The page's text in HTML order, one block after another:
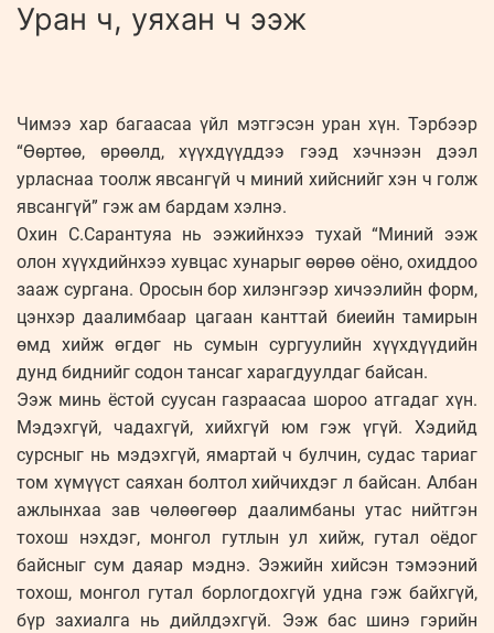
Уран ч, уяхан ч ээж
Чимээ хар багаасаа үйл мэтгэсэн уран хүн. Тэрбээр
“Өөртөө, өрөөлд, хүүхдүүддээ гээд хэчнээн дээл
урласнаа тоолж явсангүй ч миний хийснийг хэн ч голж
явсангүй” гэж ам бардам хэлнэ.
Охин С.Сарантуяа нь ээжийнхээ тухай “Миний ээж
олон хүүхдийнхээ хувцас хунарыг өөрөө оёно, охиддоо
зааж сургана. Оросын бор хилэнгээр хичээлийн форм,
цэнхэр даалимбаар цагаан канттай биеийн тамирын
өмд хийж өгдөг нь сумын сургуулийн хүүхдүүдийн
дунд биднийг содон тансаг харагдуулдаг байсан.
Ээж минь ёстой суусан газраасаа шороо атгадаг хүн.
Мэдэхгүй, чадахгүй, хийхгүй юм гэж үгүй. Хэдийд
сурсныг нь мэдэхгүй, ямартай ч булчин, судас тариаг
том хүмүүст саяхан болтол хийчихдэг л байсан. Албан
ажлынхаа зав чөлөөгөөр даалимбаны утас нийтгэн
тохош нэхдэг, монгол гутлын ул хийж, гутал оёдог
байсныг сум даяар мэднэ. Ээжийн хийсэн тэмээний
тохош, монгол гутал борлогдохгүй удна гэж байхгүй,
бүр захиалга нь дийлдэхгүй. Ээж бас шинэ гэрийн